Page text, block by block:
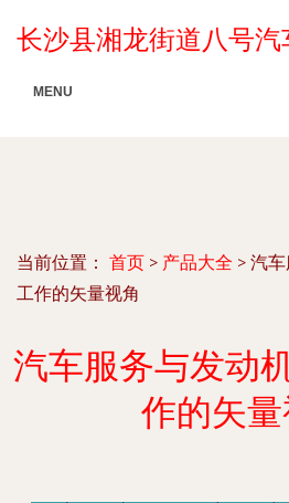
长沙县湘龙街道八号
MENU
当前位置： 首页 > 产品大全 > 汽
工作的矢量视角
汽车服务与发动
作的矢量